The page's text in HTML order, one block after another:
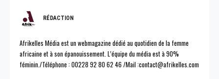
RÉDACTION
Afrikelles Média est un webmagazine dédié au quotidien de la femme
africaine et à son épanouissement. L’équipe du média est à 90%
féminin./Téléphone : 00228 92 80 62 46 /Mail :contact@afrikelles.com